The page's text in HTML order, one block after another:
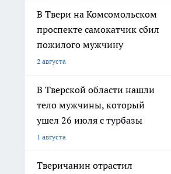
В Твери на Комсомольском
проспекте самокатчик сбил
пожилого мужчину
2 августа
В Тверской области нашли
тело мужчины, который
ушел 26 июля с турбазы
1 августа
Тверичанин отрастил